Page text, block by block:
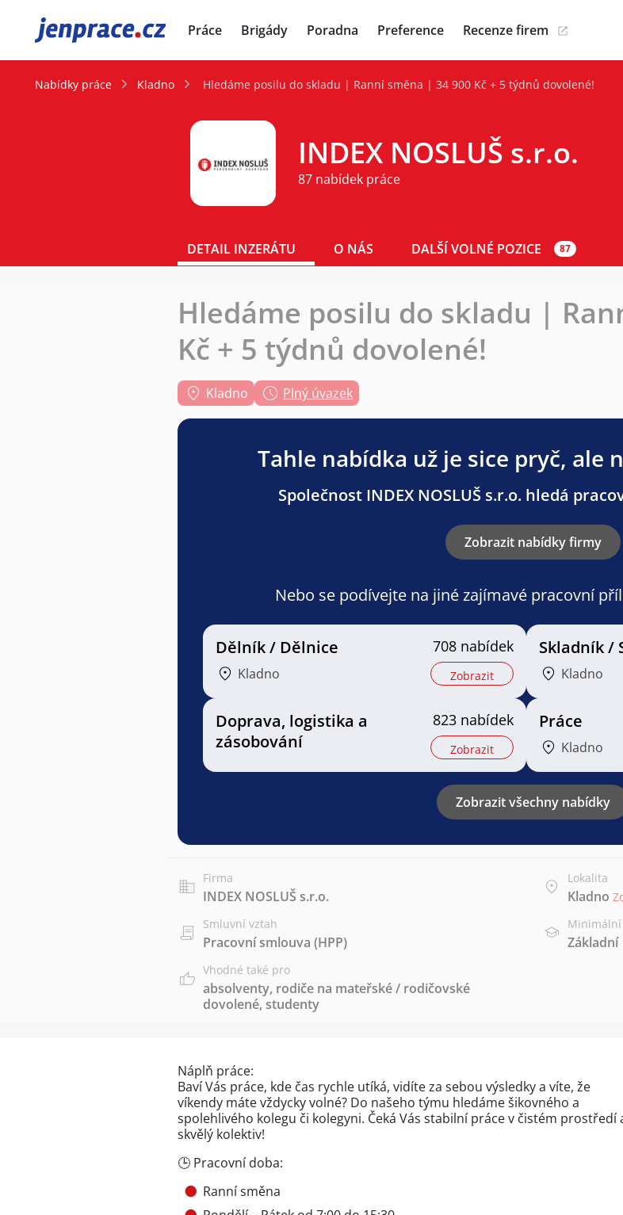
JenPráce.cz Práce Brigády Poradna Preference Recenze firem
Nabídky práce Kladno Hledáme posilu do skladu | Ranní směna | 34 900 Kč + 5 týdnů dovolené!
INDEX NOSLUŠ s.r.o.
87 nabídek práce
DETAIL INZERÁTU O NÁS DALŠÍ VOLNÉ POZICE 87
Hledáme posilu do skladu |
Kč + 5 týdnů dovolené!
Kladno Plný úvazek
Tahle nabídka už je sice pryč, ale
Společnost INDEX NOSLUŠ s.r.o. hledá
Zobrazit nabídky firmy
Nebo se podívejte na jiné zajímavé pracovní
Dělník / Dělnice
Kladno
708 nabídek
Zobrazit
Skladník /
Kladno
Doprava, logistika a
zásobování
823 nabídek
Zobrazit
Práce
Kladno
Zobrazit všechny nabídky
Firma
INDEX NOSLUŠ s.r.o.
Lokalita
Kladno
Smluvní vztah
Pracovní smlouva (HPP) Základní
Vhodné také pro
absolventy, rodiče na mateřské / rodičovské
dovolené, studenty
Náplň práce:
Baví Vás práce, kde čas rychle utíká, vidíte za sebou výsledky a víte, že
víkendy máte vždycky volné? Do našeho týmu hledáme šikovného a
spolehlivého kolegu či kolegyni. Čeká Vás stabilní práce v čistém prostředí
skvělý kolektiv!
🕒 Pracovní doba:
Ranní směna